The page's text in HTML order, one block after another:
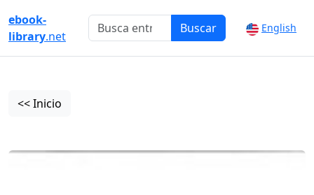
ebook-
library.net
Buscar English
<< Inicio